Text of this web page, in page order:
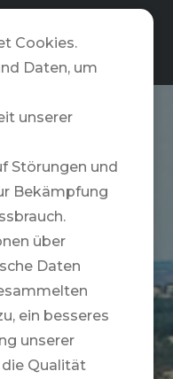
DE
Cookies.
Daten, um
unserer
Störungen und
Bekämpfung
über
Daten
ein besseres
unserer
Qualität